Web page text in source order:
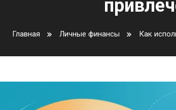
Главная Личные финансы Как